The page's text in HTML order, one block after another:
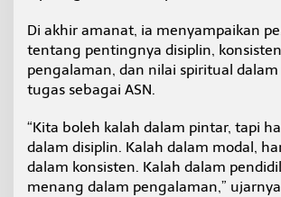
Di akhir amanat, ia menyampaikan
tentang pentingnya disiplin,
pengalaman, dan nilai spiritual
tugas sebagai ASN.
“Kita boleh kalah dalam pintar, tapi
dalam disiplin. Kalah dalam modal,
dalam konsisten. Kalah dalam
menang dalam pengalaman,”